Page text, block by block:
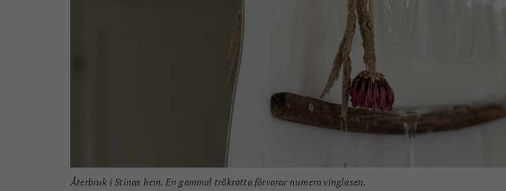
Återbruk i Stinas hem. En gammal träkratta förvarar numera vinglasen.